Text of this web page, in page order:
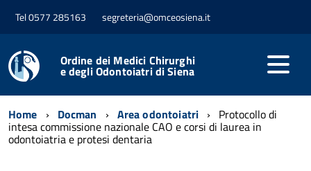
Tel 0577 285163 segreteria@omceosiena.it
Ordine dei Medici Chirurghi
e degli Odontoiatri di Siena
Home Docman Area odontoiatri Protocollo di
intesa commissione nazionale CAO e corsi di laurea in
odontoiatria e protesi dentaria